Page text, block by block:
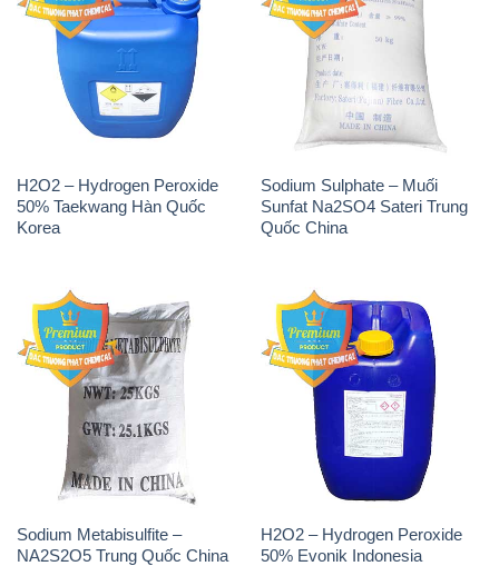
H2O2 – Hydrogen Peroxide
50% Taekwang Hàn Quốc
Korea
Sodium Sulphate – Muối
Sunfat Na2SO4 Sateri Trung
Quốc China
Sodium Metabisulfite –
NA2S2O5 Trung Quốc China
H2O2 – Hydrogen Peroxide
50% Evonik Indonesia